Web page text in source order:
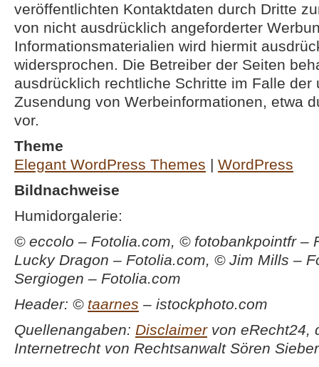
veröffentlichten Kontaktdaten durch Dritte
von nicht ausdrücklich angeforderter
Informationsmaterialien wird hiermit
widersprochen. Die Betreiber der Seiten
ausdrücklich rechtliche Schritte im Falle der
Zusendung von Werbeinformationen, etwa
vor.
Theme
Elegant WordPress Themes | WordPress
Bildnachweise
Humidorgalerie:
© eccolo – Fotolia.com, © fotobankpointfr –
Lucky Dragon – Fotolia.com, © Jim Mills –
Sergiogen – Fotolia.com
Header: © taarnes – istockphoto.com
Quellenangaben: Disclaimervon eRecht24,
Internetrecht von Rechtsanwalt Sören